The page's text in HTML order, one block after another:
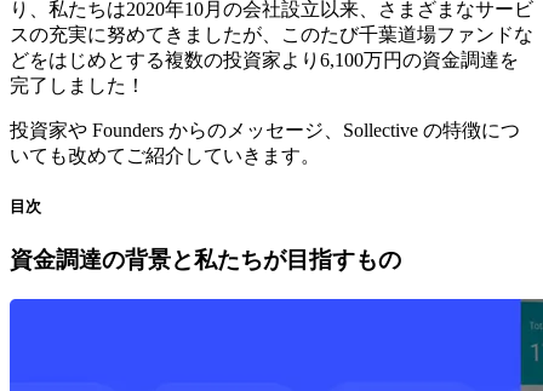
り、私たちは2020年10月の会社設立以来、さまざまなサービ
スの充実に努めてきましたが、
このたび千葉道場ファンドな
どをはじめとする複数の投資家より6,100万円の資金調達を
完了しました！
投資家や Founders からのメッセージ、Sollective の特徴につ
いても改めてご紹介していきます。
目次
資金調達の背景と私たちが目指すもの